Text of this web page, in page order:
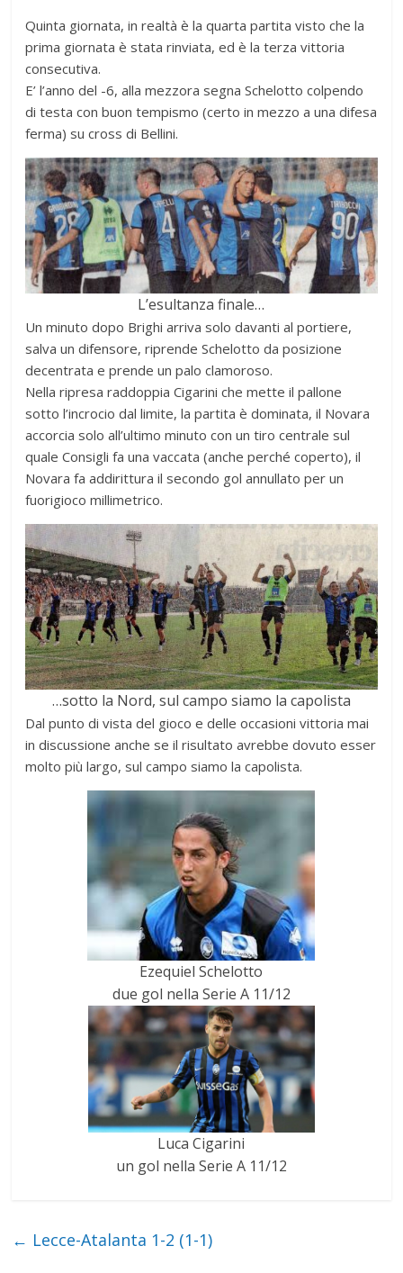
Quinta giornata, in realtà è la quarta partita visto che la
prima giornata è stata rinviata, ed è la terza vittoria
consecutiva.
E’ l’anno del -6, alla mezzora segna Schelotto colpendo
di testa con buon tempismo (certo in mezzo a una difesa
ferma) su cross di Bellini.
L’esultanza finale…
Un minuto dopo Brighi arriva solo davanti al portiere,
salva un difensore, riprende Schelotto da posizione
decentrata e prende un palo clamoroso.
Nella ripresa raddoppia Cigarini che mette il pallone
sotto l’incrocio dal limite, la partita è dominata, il Novara
accorcia solo all’ultimo minuto con un tiro centrale sul
quale Consigli fa una vaccata (anche perché coperto), il
Novara fa addirittura il secondo gol annullato per un
fuorigioco millimetrico.
…sotto la Nord, sul campo siamo la capolista
Dal punto di vista del gioco e delle occasioni vittoria mai
in discussione anche se il risultato avrebbe dovuto esser
molto più largo, sul campo siamo la capolista.
Ezequiel Schelotto
due gol nella Serie A 11/12
Luca Cigarini
un gol nella Serie A 11/12
← Lecce-Atalanta 1-2 (1-1)